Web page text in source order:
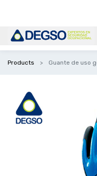
Products Guante de uso